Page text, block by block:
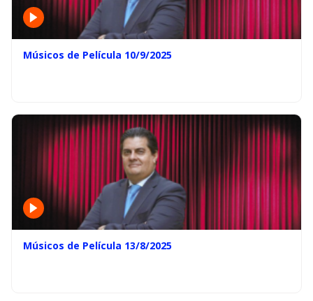
Músicos de Película 10/9/2025
Músicos de Película 13/8/2025